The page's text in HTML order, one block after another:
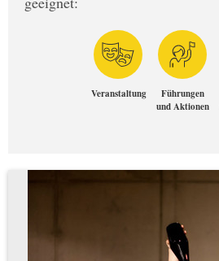
Veranstaltung
Führungen
und Aktionen